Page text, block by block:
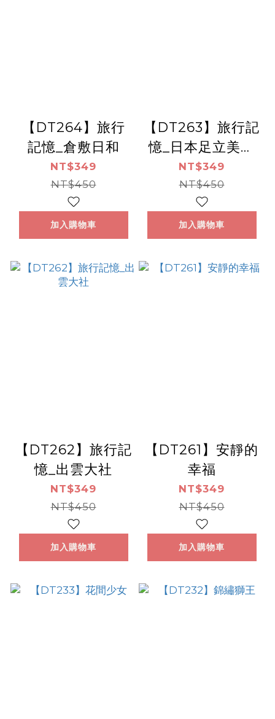
【DT264】旅行
記憶_倉敷日和
NT$349
NT$450
加入購物車
【DT263】旅行記
憶_日本足立美術
館
NT$349
NT$450
加入購物車
【DT262】旅行記
憶_出雲大社
NT$349
NT$450
加入購物車
【DT261】安靜的
幸福
NT$349
NT$450
加入購物車